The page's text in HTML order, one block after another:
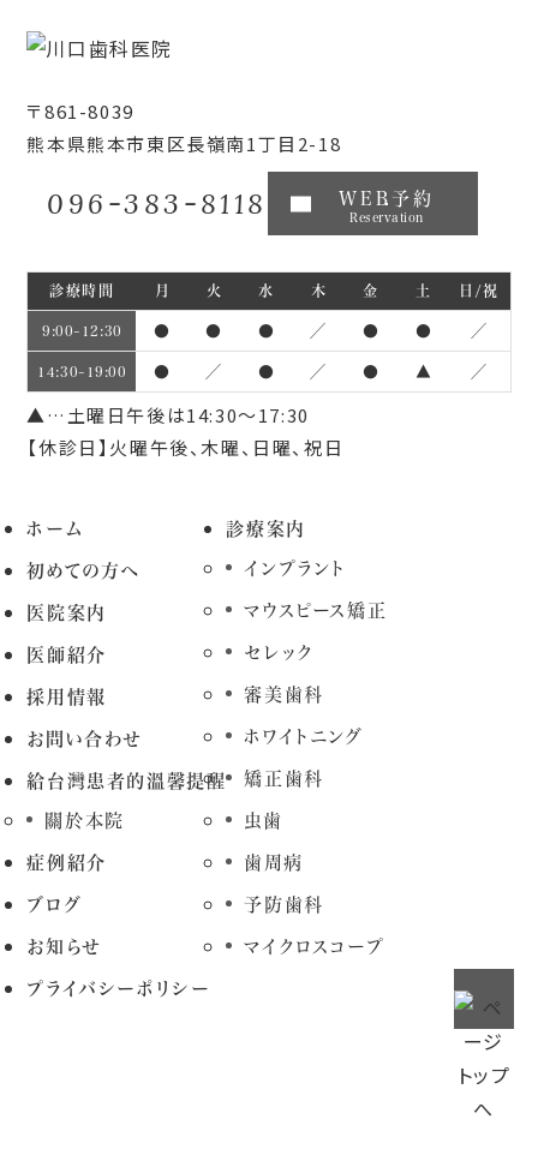
〒861-8039
熊本県熊本市東区長嶺南1丁目2-18
096-383-8118 WEB予約
Reservation
診療時間 月 火 水 木 金 土 日/祝
9:00~12:30 ● ● ● ／ ● ● ／
14:30~19:00 ● ／ ● ／ ● ▲ ／
▲…土曜日午後は14:30～17:30
【休診日】火曜午後、木曜、日曜、祝日
ホーム
初めての方へ
医院案内
医師紹介
採用情報
お問い合わせ
給台灣患者的溫馨提醒
關於本院
症例紹介
ブログ
お知らせ
プライバシーポリシー
診療案内
インプラント
マウスピース矯正
セレック
審美歯科
ホワイトニング
矯正歯科
虫歯
歯周病
予防歯科
マイクロスコープ